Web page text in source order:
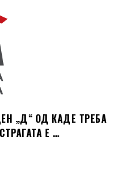
„Д“ ОД КАДЕ ТРЕБА
Е …